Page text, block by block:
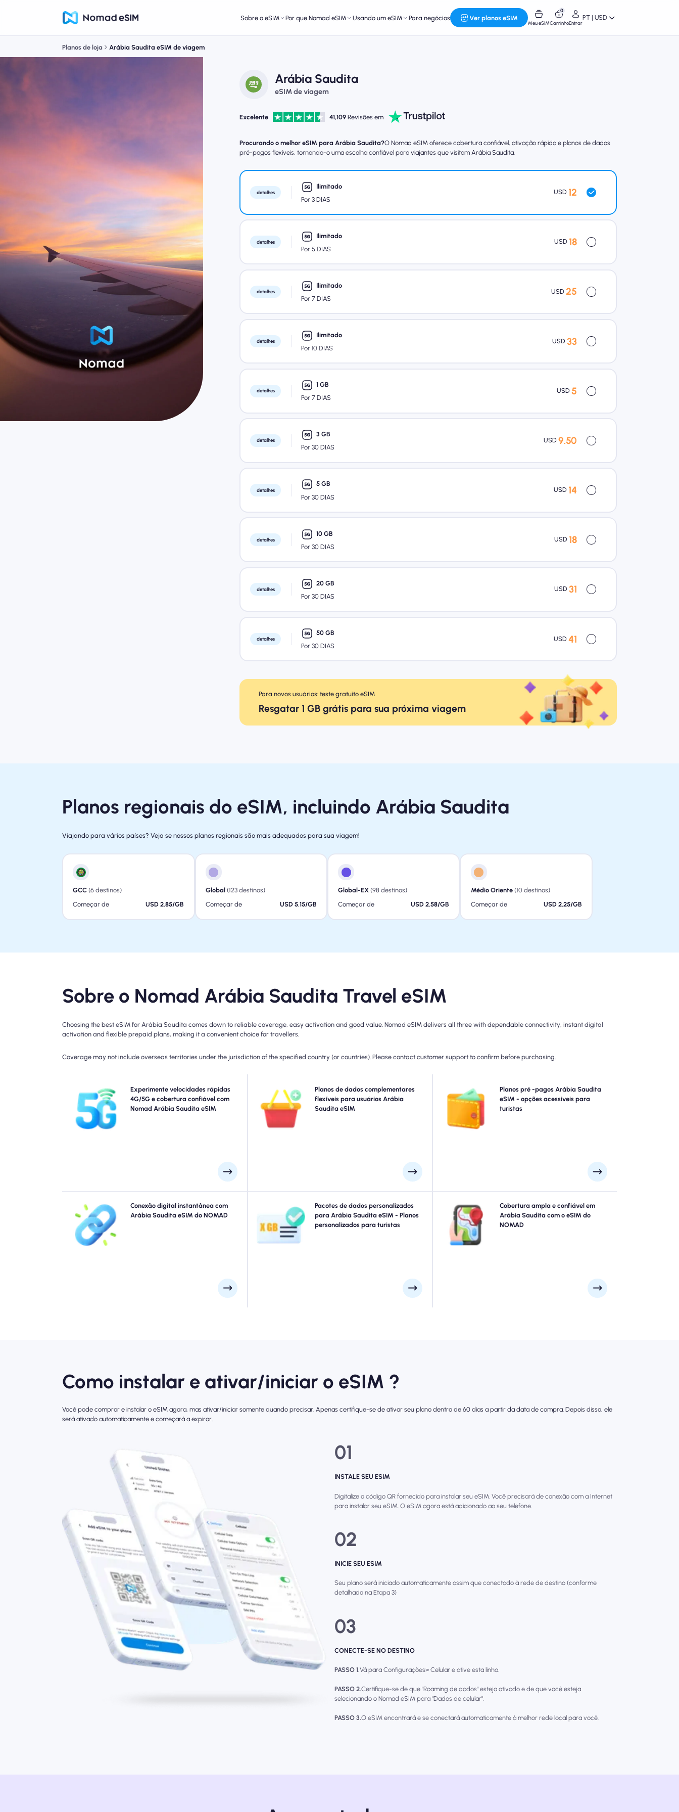
Sobre o eSIM Por que Nomad eSIM Usando um eSIM Para negócios Ver planos eSIM
Meu eSIM
0
CarrinhoEntrar
PT | USD
Planos de loja Arábia Saudita eSIM de viagem
Arábia Saudita
eSIM de viagem
Excelente 41,109 Revisões em
Procurando o melhor eSIM para Arábia Saudita?O Nomad eSIM oferece cobertura confiável, ativação rápida e planos de dados
pré-pagos flexíveis, tornando-o uma escolha confiável para viajantes que visitam Arábia Saudita.
detalhes
Ilimitado
Por 3 DIAS
USD 12
detalhes
Ilimitado
Por 5 DIAS
USD 18
detalhes
Ilimitado
Por 7 DIAS
USD 25
detalhes
Ilimitado
Por 10 DIAS
USD 33
detalhes
1 GB
Por 7 DIAS
USD 5
detalhes
3 GB
Por 30 DIAS
USD 9.50
detalhes
5 GB
Por 30 DIAS
USD 14
detalhes
10 GB
Por 30 DIAS
USD 18
detalhes
20 GB
Por 30 DIAS
USD 31
detalhes
50 GB
Por 30 DIAS
USD 41
Para novos usuários: teste gratuito eSIM
Resgatar 1 GB grátis para sua próxima viagem
Planos regionais do eSIM, incluindo Arábia Saudita
Viajando para vários países? Veja se nossos planos regionais são mais adequados para sua viagem!
GCC (6 destinos)
Começar de
USD 2.85/GB
Global(123 destinos)
Começar de
USD 5.15/GB
Global-EX (98 destinos)
Começar de
USD 2.58/GB
Médio Oriente(10 destinos)
Começar de
USD 2.25/GB
Sobre o Nomad Arábia Saudita Travel eSIM
Choosing the best eSIM for Arábia Saudita comes down to reliable coverage, easy activation and good value. Nomad eSIM delivers all three with dependable connectivity, instant digital
activation and flexible prepaid plans, making it a convenient choice for travellers.
Coverage may not include overseas territories under the jurisdiction of the specified country (or countries). Please contact customer support to confirm before purchasing.
Experimente velocidades rápidas
4G/5G e cobertura confiável com
Nomad Arábia Saudita eSIM
Experiência em conectividade Blazing-Fast 5G, 4G com
o Arábia Saudita viagens do NOMAD. Verifique os
detalhes do seu plano para obter disponibilidade e
velocidade de rede específicas, pois a cobertura pode
variar de acordo com o local e a hora do dia.
Planos de dados complementares
flexíveis para usuários Arábia
Saudita eSIM
Precisa de mais dados ou estender seu plano? Basta
comprar um complemento ao seu Arábia Saudita eSIM
para continuar desfrutando da conectividade 5G/4G
perfeita. Quando o seu plano inicial expirar, o seu
complemento é ativa automaticamente que você se
Planos pré -pagos Arábia Saudita
eSIM - opções acessíveis para
turistas
Escolha nossos planos pré-pagos Arábia Saudita eSIM
para conectividade 4G/5G sem complicações. Pague
antecipadamente para evitar surpresas de cobrança
pós-viagem e manter o controle total sobre o uso e os
Conexão digital instantânea com
Arábia Saudita eSIM do NOMAD
Pule as filas e esqueça os sims físicos. Ative seu nômade
Arábia Saudita eSIM instantaneamente do seu
dispositivo para obter uma conectividade rápida
4G/5G. Fique on -line no momento em que você chega
Pacotes de dados personalizados
para Arábia Saudita eSIM - Planos
personalizados para turistas
Viajando para Riad, Jidá, Meca ou para qualquer lugar
em Arábia Saudita? Escolha em nossos pacotes de
dados Arábia Saudita eSIM projetados para atender a
todas as necessidades, com conectividade 4G/5G
perfeita. Alguns de nossos eSIMs exigem ativação
Cobertura ampla e confiável em
Arábia Saudita com o eSIM do
NOMAD
Explore Arábia Saudita com confiança usando Arábia
Saudita eSIM do NOMAD, oferecendo cobertura 4G/5G
confiável das principais cidades como Riad, Jidá, Meca
para pontos cênicos remotos. Fique conectado, não
Como instalar e ativar/iniciar o eSIM ?
Você pode comprar e instalar o eSIM agora, mas ativar/iniciar somente quando precisar. Apenas certifique-se de ativar seu plano dentro de 60 dias a partir da data de compra. Depois disso, ele
será ativado automaticamente e começará a expirar.
01
INSTALE SEU ESIM
Digitalize o código QR fornecido para instalar seu eSIM. Você precisará de conexão com a Internet
para instalar seu eSIM. O eSIM agora está adicionado ao seu telefone.
02
INICIE SEU ESIM
Seu plano será iniciado automaticamente assim que conectado à rede de destino (conforme
detalhado na Etapa 3)
03
CONECTE-SE NO DESTINO
PASSO 1.Vá para Configurações> Celular e ative esta linha.
PASSO 2.Certifique-se de que "Roaming de dados" esteja ativado e de que você esteja
selecionando o Nomad eSIM para "Dados de celular".
PASSO 3.O eSIM encontrará e se conectará automaticamente à melhor rede local para você.